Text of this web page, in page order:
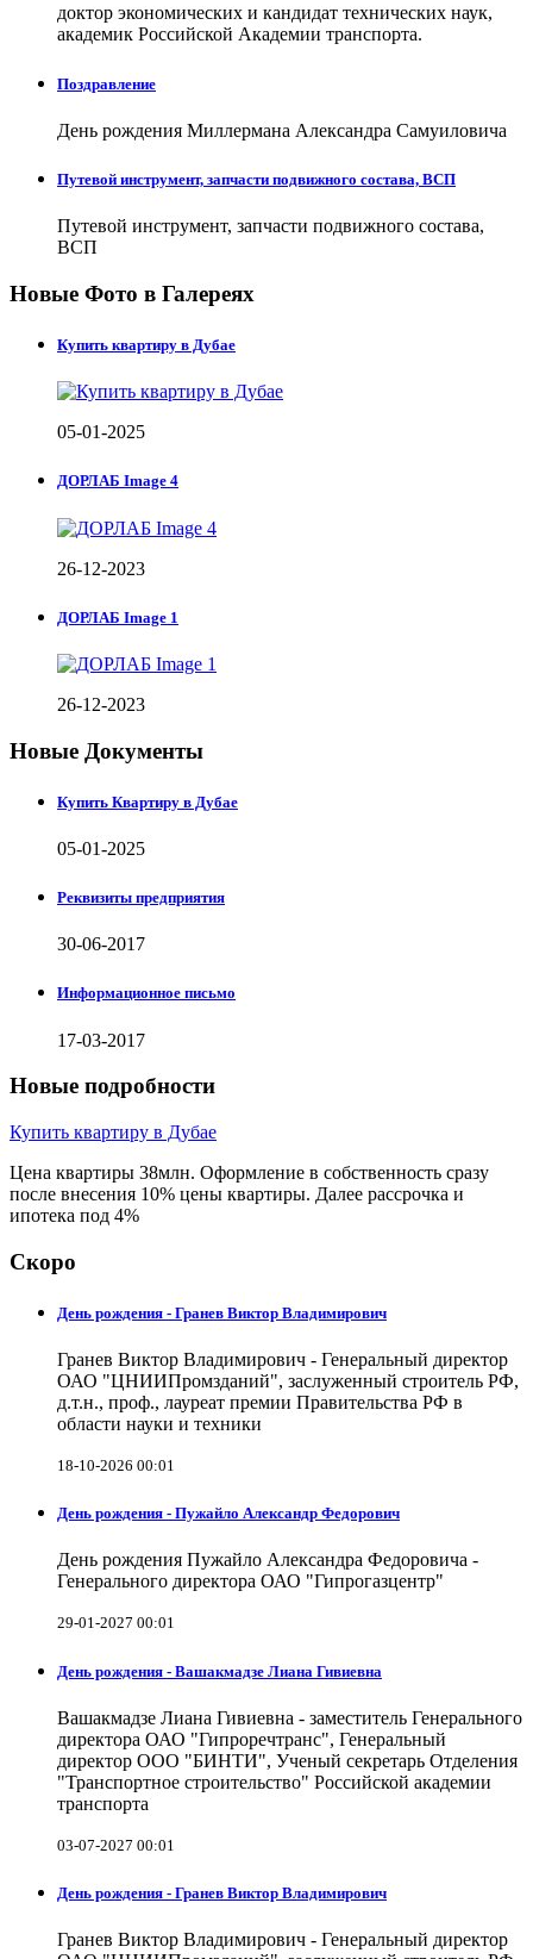
доктор экономических и кандидат технических наук,
академик Российской Академии транспорта.
Поздравление
День рождения Миллермана Александра Самуиловича
Путевой инструмент, запчасти подвижного состава, ВСП
Путевой инструмент, запчасти подвижного состава,
ВСП
Новые Фото в Галереях
Купить квартиру в Дубае
05-01-2025
ДОРЛАБ Image 4
26-12-2023
ДОРЛАБ Image 1
26-12-2023
Новые Документы
Купить Квартиру в Дубае
05-01-2025
Реквизиты предприятия
30-06-2017
Информационное письмо
17-03-2017
Новые подробности
Купить квартиру в Дубае
Цена квартиры 38млн. Оформление в собственность сразу
после внесения 10% цены квартиры. Далее рассрочка и
ипотека под 4%
Скоро
День рождения - Гранев Виктор Владимирович
Гранев Виктор Владимирович - Генеральный директор
ОАО "ЦНИИПромзданий", заслуженный строитель РФ,
д.т.н., проф., лауреат премии Правительства РФ в
области науки и техники
18-10-2026 00:01
День рождения - Пужайло Александр Федорович
День рождения Пужайло Александра Федоровича -
Генерального директора ОАО "Гипрогазцентр"
29-01-2027 00:01
День рождения - Вашакмадзе Лиана Гивиевна
Вашакмадзе Лиана Гивиевна - заместитель Генерального
директора ОАО "Гипроречтранс", Генеральный
директор ООО "БИНТИ", Ученый секретарь Отделения
"Транспортное строительство" Российской академии
транспорта
03-07-2027 00:01
День рождения - Гранев Виктор Владимирович
Гранев Виктор Владимирович - Генеральный директор